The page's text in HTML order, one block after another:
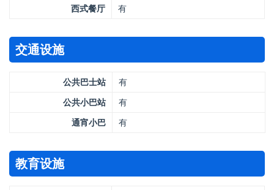
西式餐厅
有
交通设施
公共巴士站
有
公共小巴站
有
通宵小巴
有
教育设施